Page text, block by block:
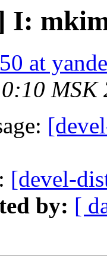
I:
at
MSK
[devel-
by: [